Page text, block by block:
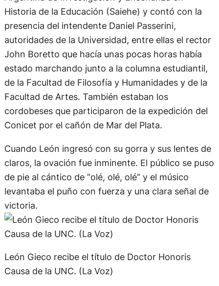
Argentina de Investigación y Enseñanza en
Historia de la Educación (Saiehe) y contó con la
presencia del intendente Daniel Passerini,
autoridades de la Universidad, entre ellas el rector
John Boretto que hacía unas pocas horas había
estado marchando junto a la columna estudiantil,
de la Facultad de Filosofía y Humanidades y de la
Facultad de Artes. También estaban los
cordobeses que participaron de la expedición del
Cuando León ingresó con su gorra y sus lentes de
claros, la ovación fue inminente. El público se puso
de pie al cántico de “olé, olé, olé” y el músico
levantaba el puño con fuerza y una clara señal de
victoria.
León Gieco recibe el título de Doctor Honoris